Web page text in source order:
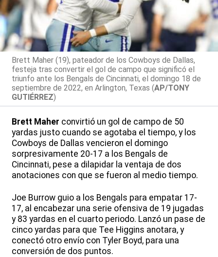
Brett Maher (19), pateador de los Cowboys de Dallas,
festeja tras convertir el gol de campo que significó el
triunfo ante los Bengals de Cincinnati, el domingo 18 de
septiembre de 2022, en Arlington, Texas (AP/TONY
GUTIÉRREZ)
Brett Maher convirtió un gol de campo de 50
yardas justo cuando se agotaba el tiempo, y los
Cowboys de Dallas vencieron el domingo
sorpresivamente 20-17 a los Bengals de
Cincinnati, pese a dilapidar la ventaja de dos
anotaciones con que se fueron al medio tiempo.
Joe Burrow guio a los Bengals para empatar 17-
17, al encabezar una serie ofensiva de 19 jugadas
y 83 yardas en el cuarto periodo. Lanzó un pase de
cinco yardas para que Tee Higgins anotara, y
conectó otro envío con Tyler Boyd, para una
conversión de dos puntos.